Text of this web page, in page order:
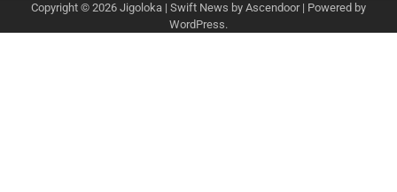
Copyright © 2026 Jigoloka | Swift News by Ascendoor| Powered by
WordPress.